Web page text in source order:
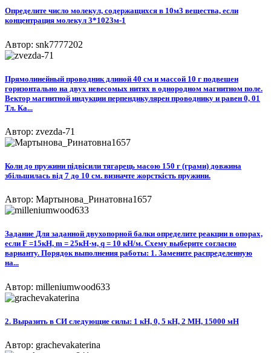
Определите число молекул, содержащихся в 10м3 вещества, если
концентрация молекул 3*1023м-1
Автор: snk7777202
Прямолинейный проводник длиной 40 см и массой 10 г подвешен
горизонтально на двух невесомых нитях в однородном магнитном поле.
Вектор магнитной индукции перпендикулярен проводнику и равен 0, 01
Тл. Ка...
Автор: zvezda-71
Коли до пружини підвісили тягарець масою 150 г (грами) довжина
збільшилась від 7 до 10 см. визначте жорсткість пружини.
Автор: Мартынова_Ринатовна1657
Задание Для заданной двухопорной балки определите реакции в опорах,
если F =15кН, m = 25кН·м, q = 10 кН/м. Схему выберите согласно
варианту. Порядок выполнения работы: 1. Замените распределенную
на...
Автор: milleniumwood633
2. Выразить в СИ следующие силы: 1 кН, 0, 5 кН, 2 МН, 15000 мН
Автор: grachevakaterina